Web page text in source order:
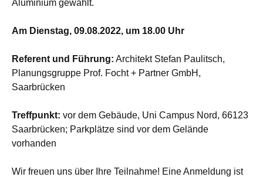
Aluminium gewählt.
Am Dienstag, 09.08.2022, um 18.00 Uhr
Referent und Führung: Architekt Stefan Paulitsch,
Planungsgruppe Prof. Focht + Partner GmbH,
Saarbrücken
Treffpunkt: vor dem Gebäude, Uni Campus Nord, 66123
Saarbrücken; Parkplätze sind vor dem Gelände
vorhanden
Wir freuen uns über Ihre Teilnahme! Eine Anmeldung ist